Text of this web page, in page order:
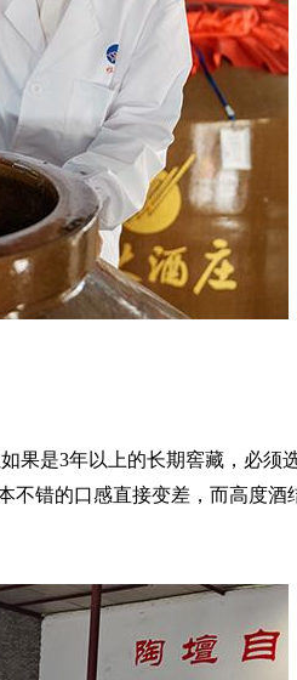
果是3年以上的长期窖藏，必须
不错的口感直接变差，而高度酒